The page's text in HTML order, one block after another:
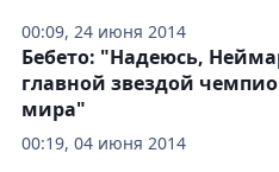
00:09, 24 июня 2014
00:19, 04 июня 2014
Бебето: "Надеюсь,
главной звездой
мира"